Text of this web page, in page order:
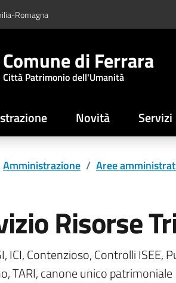
Romagna
Comune di Ferrara
Città Patrimonio dell'Umanità
Novità Servizi
Amministrazione / Aree
Risorse
ICI, Contenzioso, Controlli ISEE,
TARI, canone unico patrimoniale